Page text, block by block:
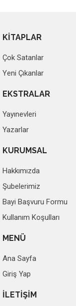
KİTAPLAR
Çok Satanlar
Yeni Çıkanlar
EKSTRALAR
Yayınevleri
Yazarlar
KURUMSAL
Hakkımızda
Şubelerimiz
Bayi Başvuru Formu
Kullanım Koşulları
MENÜ
Ana Sayfa
Giriş Yap
İLETİŞİM